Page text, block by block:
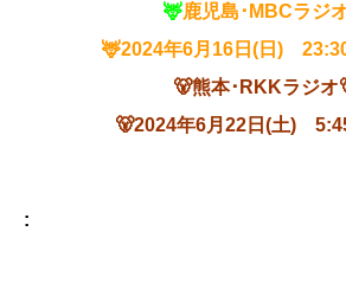
🦌鹿児島･ MBCラジ
🦌2024年6月16 日 ( 日 )
🐻熊本･RKKラジオ
🐻2024年6月22日(土)
: